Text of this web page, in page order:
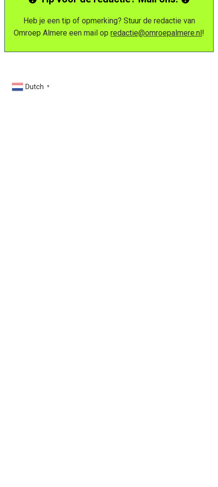
Heb je een tip of opmerking? Stuur de redactie van
Omroep Almere een mail op redactie@omroepalmere.nl!
Dutch ▼